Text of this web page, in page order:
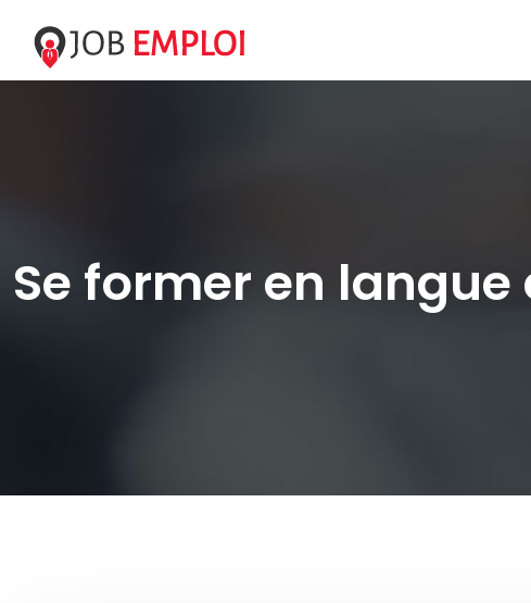
Se former en